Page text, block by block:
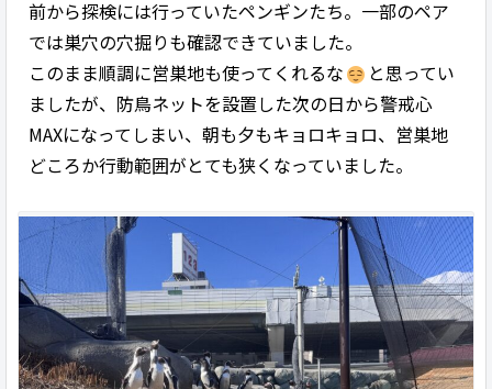
前から探検には行っていたペンギンたち。一部のペア
では巣穴の穴掘りも確認できていました。
このまま順調に営巣地も使ってくれるな
と思ってい
ましたが、防鳥ネットを設置した次の日から警戒心
MAXになってしまい、朝も夕もキョロキョロ、営巣地
どころか行動範囲がとても狭くなっていました。